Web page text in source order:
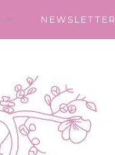
NEWSLETTER